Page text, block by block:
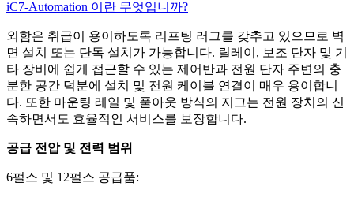
iC7-Automation 이란 무엇입니까?
외함은 취급이 용이하도록 리프팅 러그를 갖추고 있으므로 벽
면 설치 또는 단독 설치가 가능합니다. 릴레이, 보조 단자 및 기
타 장비에 쉽게 접근할 수 있는 제어반과 전원 단자 주변의 충
분한 공간 덕분에 설치 및 전원 케이블 연결이 매우 용이합니
다. 또한 마운팅 레일 및 풀아웃 방식의 지그는 전원 장치의 신
속하면서도 효율적인 서비스를 보장합니다.
공급 전압 및 전력 범위
6펄스 및 12펄스 공급품: